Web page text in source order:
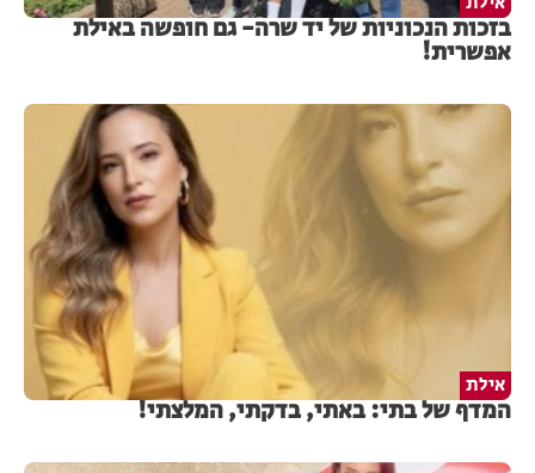
בזכות הנכוניות של יד שרה- גם חופשה באילת
אפשרית!
אילת
המדף של בתי: באתי, בדקתי, המלצתי!